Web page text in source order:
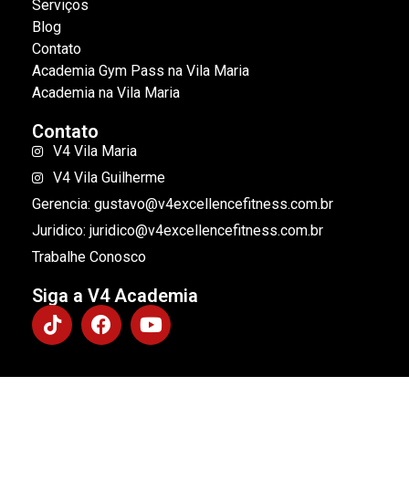
Serviços
Blog
Contato
Academia Gym Pass na Vila Maria
Academia na Vila Maria
Contato
V4 Vila Maria
V4 Vila Guilherme
Gerencia: gustavo@v4excellencefitness.com.br
Juridico: juridico@v4excellencefitness.com.br
Trabalhe Conosco
Siga a V4 Academia